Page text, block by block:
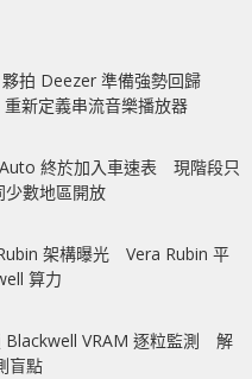
拍 Deezer 準備強勢回歸
新定義串流音樂播放器
終於加入車速表 現階段只
數地區開放
架構曝光 Vera Rubin 平
算力
Blackwell VRAM 逐粒監測 解
盲點